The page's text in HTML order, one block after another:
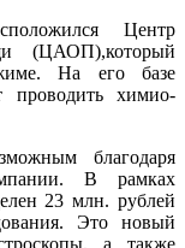
Центр
(ЦАОП),который
На его базе
проводить химио-
благодаря
В рамках
23 млн. рублей
Это новый
а также